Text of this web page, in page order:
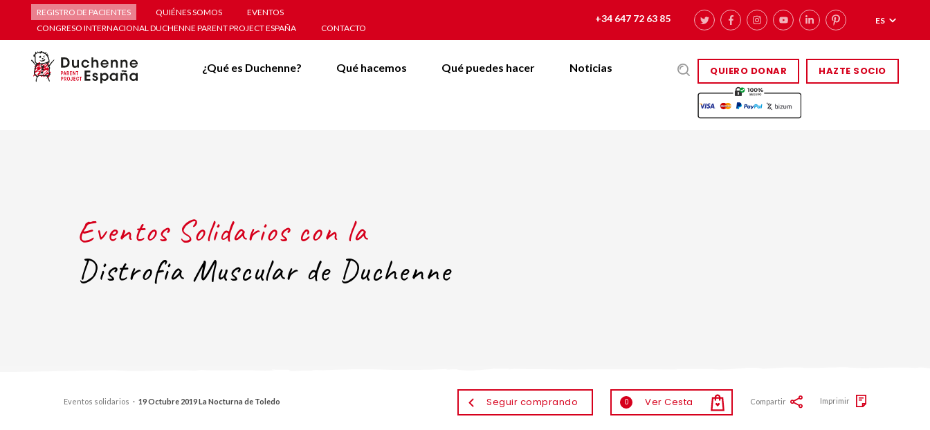
REGISTRO DE PACIENTES QUIÉNES SOMOS
EVENTOS
CONGRESO INTERNACIONAL DUCHENNE PARENT PROJECT ESPAÑA
CONTACTO
+34 647 72 63 85 ES
QUIERO DONAR HAZTE SOCIO
¿Qué es Duchenne? Qué hacemos Qué puedes hacer Noticias
Eventos Solidarios con la
Distrofia Muscular de Duchenne
Eventos solidarios · 19 Octubre 2019 La Nocturna de Toledo Seguir comprando 0 Ver Cesta Compartir Imprimir